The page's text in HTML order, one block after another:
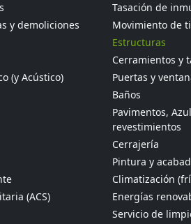
Tasación de
y demoliciones
Movimiento de
Estructuras
Cerramientos y
(y Acústico)
Puertas y
Baños
Pavimentos,
revestimientos
Cerrajería
Pintura y
Climatización
(ACS)
Energías
Servicio de